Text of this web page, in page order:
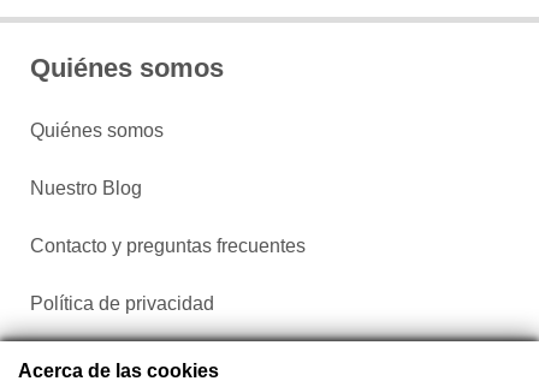
Quiénes somos
Quiénes somos
Nuestro Blog
Contacto y preguntas frecuentes
Política de privacidad
Configurar cookies
Acerca de las cookies